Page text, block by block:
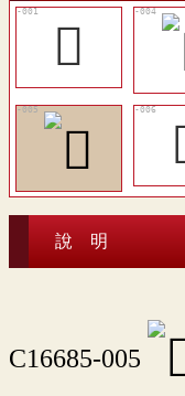
𩣷
說 明
C16685-005